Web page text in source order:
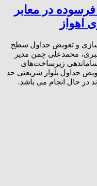
در معابر
و تعویض جداول سطح
محمدعلی چمن مدیر
زیرساخت‌های
جداول بلوار شریعتی حد
در حال انجام می باشد.